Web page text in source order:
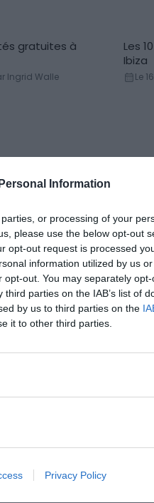
Information
or processing of your
please use the below opt-out
opt-out request is processed
information utilized by us
out. You may separately
parties on the IAB’s list of
by us to third parties on the
it to other third parties.
Privacy Policy
gratuites à
Ingrid Walle
Les
Ibiza
Le
Les
tapas et cocktails